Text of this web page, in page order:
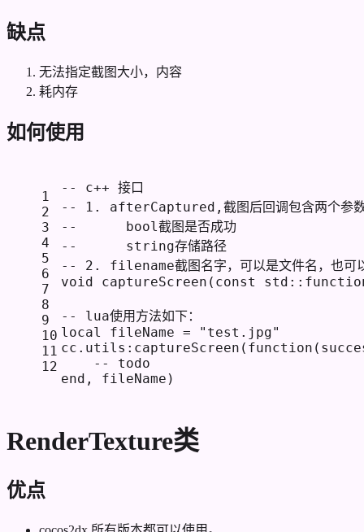
缺点
无法指定截图大小，内容
耗内存
如何使用
1
2
3
4
5
6
7
8
9
10
11
12
-- c++ 接口
-- 1. afterCaptured,截图后回调包含两个参
--      bool截图是否成功
--      string存储路径
-- 2. filename截图名字，可以是文件名，也可
void captureScreen(const std::
-- lua使用方法如下：
local
fileName =
"test.jpg"
cc.utils:captureScreen( function
-- todo
end , fileName)
RenderTexture类
优点